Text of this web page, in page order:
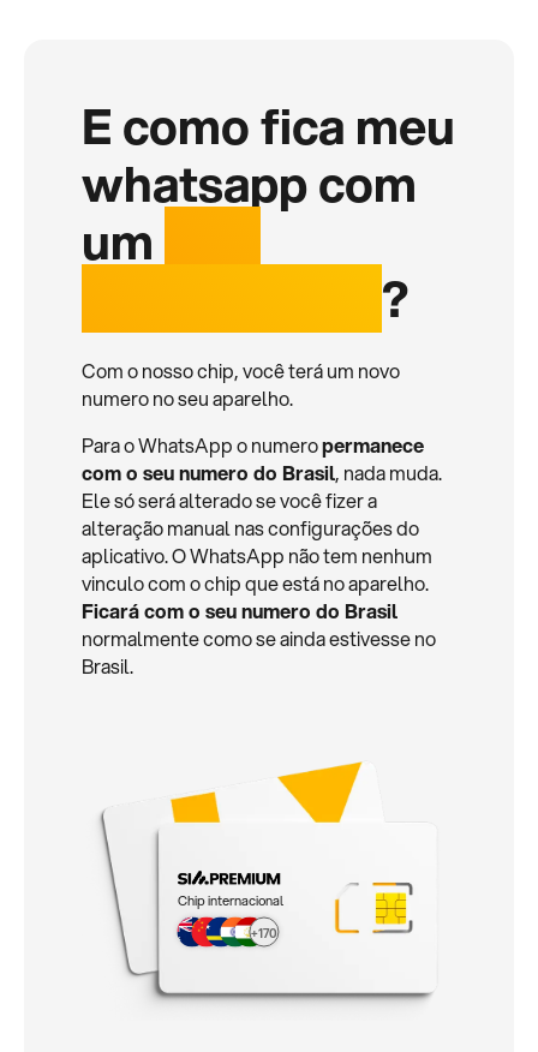
E como fica meu
whatsapp com
um
?
Com o nosso chip, você terá um novo
numero no seu aparelho.
Para o WhatsApp o numeropermanece
com o seu numero do Brasil, nada muda.
Ele só será alterado se você fizer a
alteração manual nas configurações do
aplicativo. O WhatsApp não tem nenhum
vinculo com o chip que está no aparelho.
Ficará com o seu numero do Brasil
normalmente como se ainda estivesse no
Brasil.
Chip internacional
+170